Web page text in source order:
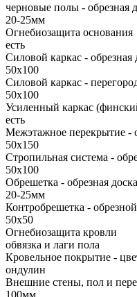
черновые полы - обрезная
20-25мм
Огнебиозащита основания
есть
Силовой каркас - обрезная
50х100
Силовой каркас -
50х100
Усиленный каркас
есть
Межэтажное перекрытие -
50х150
Стропильная система -
50х100
Обрешетка - обрезная доска
20-25мм
Контробрешетка -
50x50
Огнебиозащита кровли
обвязка и лаги пола
Кровельное покрытие -
ондулин
Внешние стены, пол и
100мм